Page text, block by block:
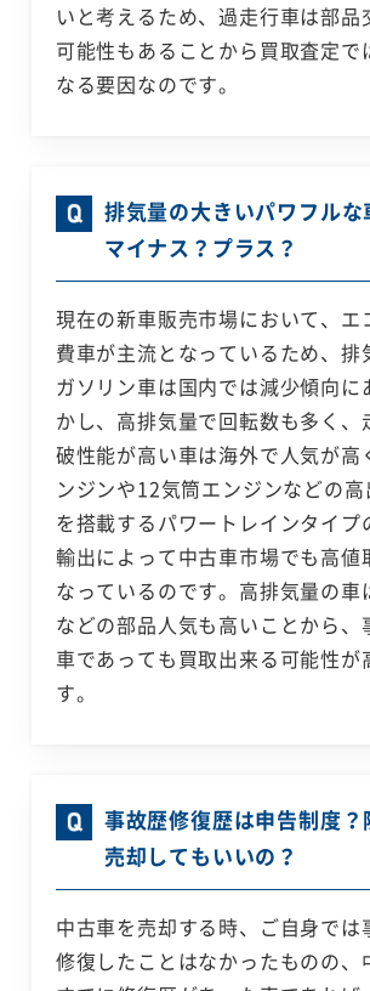
いと考えるため、過走行車は部品
可能性もあることから買取査定で
なる要因なのです。
排気量の大きいパワフルな
マイナス？プラス？
現在の新車販売市場において、エ
費車が主流となっているため、排
ガソリン車は国内では減少傾向に
かし、高排気量で回転数も多く、
破性能が高い車は海外で人気が高
ンジンや12気筒エンジンなどの
を搭載するパワートレインタイプ
輸出によって中古車市場でも高値
なっているのです。高排気量の車
などの部品人気も高いことから、
車であっても買取出来る可能性が
す。
事故歴修復歴は申告制度？
売却してもいいの？
中古車を売却する時、ご自身では
修復したことはなかったものの、